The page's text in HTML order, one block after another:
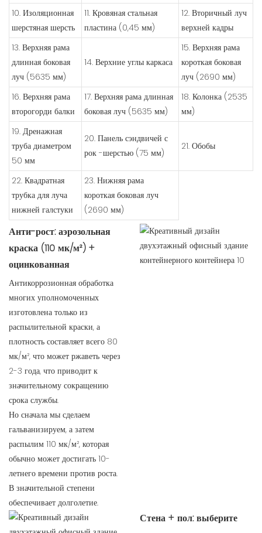
10. Изоляционная
шерстяная шерсть
11. Кровяная стальная
пластина (0,45 мм)
12. Вторичный луч
верхней кадры
13. Верхняя рама
длинная боковая
луч (5635 мм)
14. Верхние углы каркаса
15. Верхняя рама
короткая боковая
луч (2690 мм)
16. Верхняя рама
второгорди балки
17. Верхняя рама длинная
боковая луч (5635 мм)
18. Колонка (2535
мм)
19. Дренажная
труба диаметром
50 мм
20. Панель сэндвичей с
рок -шерстью (75 мм)
21. Обобы
22. Квадратная
трубка для луча
нижней галстуки
23. Нижняя рама
короткая боковая луч
(2690 мм)
Анти-рост: аэрозольная
краска (110 мк/м²) +
оцинкованная
Антикоррозионная обработка
многих уполномоченных
изготовлена ​​только из
распылительной краски, а
плотность составляет всего 80
мк/м², что может ржаветь через
2-3 года, что приводит к
значительному сокращению
срока службы.
Но сначала мы сделаем
гальванизируем, а затем
распылим 110 мк/м², которая
обычно может достигать 10-
летнего времени против роста.
В значительной степени
обеспечивает долголетие.
Стена + пол: выберите